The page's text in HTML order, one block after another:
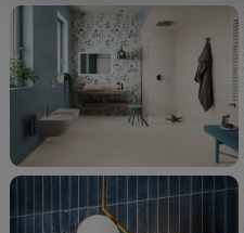
die Schaltfläche "X"
nach der Installation der